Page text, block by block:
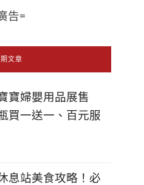
告=
文章
寶婦嬰用品展售
買一送一、百元服
息站美食攻略！必